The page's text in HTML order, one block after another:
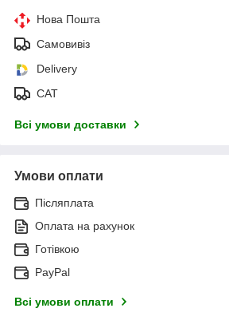
Нова Пошта
Самовивіз
Delivery
САТ
Всі умови доставки
Умови оплати
Післяплата
Оплата на рахунок
Готівкою
PayPal
Всі умови оплати